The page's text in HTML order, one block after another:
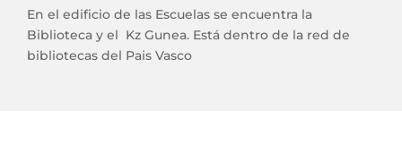
En el edificio de las Escuelas se encuentra la
Biblioteca y el Kz Gunea. Está dentro de la red de
bibliotecas del Pais Vasco